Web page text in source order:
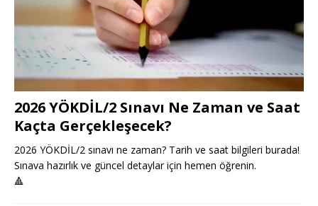
2026 YÖKDİL/2 Sınavı Ne Zaman ve Saat
Kaçta Gerçekleşecek?
2026 YÖKDİL/2 sınavı ne zaman? Tarih ve saat bilgileri burada!
Sınava hazırlık ve güncel detaylar için hemen öğrenin.
🔺